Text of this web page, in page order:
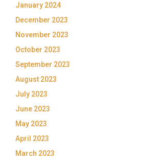
January 2024
December 2023
November 2023
October 2023
September 2023
August 2023
July 2023
June 2023
May 2023
April 2023
March 2023